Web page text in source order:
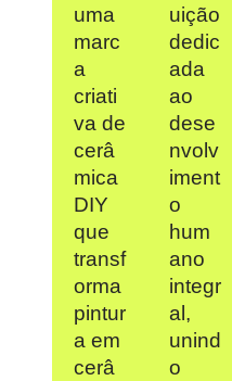
uma
marc
a
criati
va de
cerâ
mica
DIY
que
transf
orma
pintur
a em
cerâ
uição
dedic
ada
ao
dese
nvolv
iment
o
hum
ano
integr
al,
unind
o